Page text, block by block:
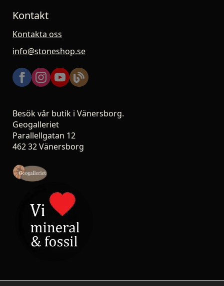
Kontakt
Kontakta oss
info@stoneshop.se
Besök vår butik i Vänersborg.
Geogalleriet
Parallellgatan 12
462 32 Vänersborg